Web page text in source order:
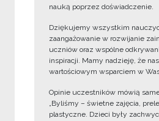
nauką poprzez doświadczenie.
Dziękujemy wszystkim
zaangażowanie w rozwijanie
uczniów oraz wspólne
inspiracji. Mamy nadzieję, że
wartościowym wsparciem w
Opinie uczestników mówią
„Byliśmy – świetne zajęcia,
plastyczne. Dzieci były